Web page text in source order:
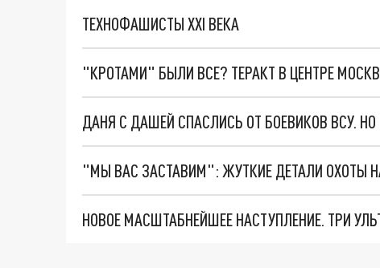
ТЕХНОФАШИСТЫ XXI ВЕКА
"КРОТАМИ" БЫЛИ ВСЕ? ТЕРАКТ В ЦЕНТРЕ
ДАНЯ С ДАШЕЙ СПАСЛИСЬ ОТ БОЕВИКОВ ВСУ.